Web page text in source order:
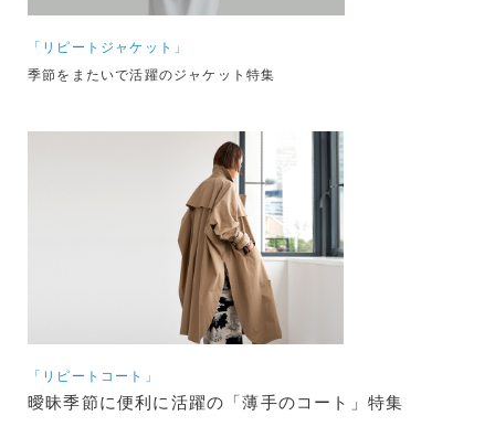
「リピートジャケット」
季節をまたいで活躍のジャケット特集
「リピートコート」
曖昧季節に便利に活躍の「薄手のコート」特集